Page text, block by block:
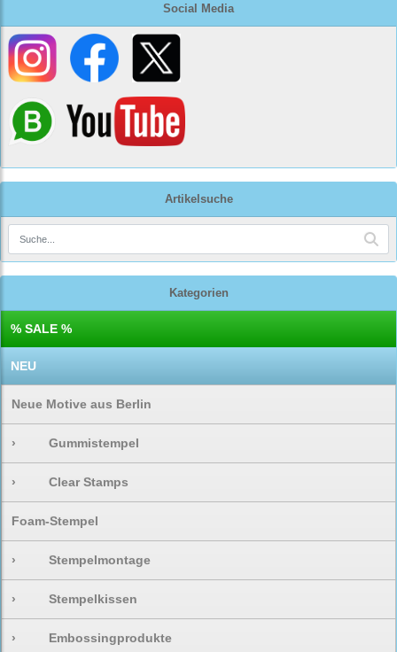
Social Media
Artikelsuche
Kategorien
% SALE %
NEU
Neue Motive aus Berlin
› Gummistempel
› Clear Stamps
Foam-Stempel
› Stempelmontage
› Stempelkissen
› Embossingprodukte